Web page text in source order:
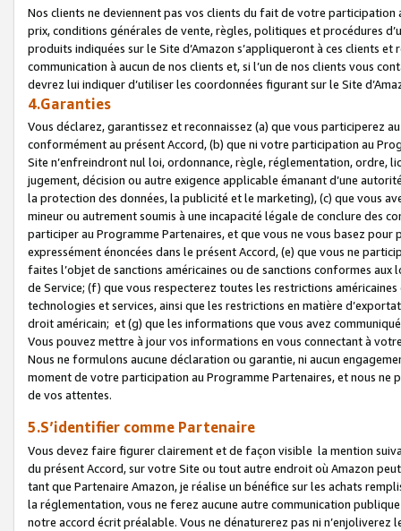
Nos clients ne deviennent pas vos clients du fait de votre
prix, conditions générales de vente, règles, politiques et procédures
produits indiquées sur le Site d’Amazon s’appliqueront à ces clients
communication à aucun de nos clients et, si l’un de nos clients vous
devrez lui indiquer d’utiliser les coordonnées figurant sur le Site
4.Garanties
Vous déclarez, garantissez et reconnaissez (a) que vous participerez
conformément au présent Accord, (b) que ni votre participation au
Site n’enfreindront nul loi, ordonnance, règle, réglementation, ordre,
jugement, décision ou autre exigence applicable émanant d’une
la protection des données, la publicité et le marketing), (c) que vous
mineur ou autrement soumis à une incapacité légale de conclure des
participer au Programme Partenaires, et que vous ne vous basez
expressément énoncées dans le présent Accord, (e) que vous ne
faites l’objet de sanctions américaines ou de sanctions conformes
de Service; (f) que vous respecterez toutes les restrictions
technologies et services, ainsi que les restrictions en matière
droit américain; et (g) que les informations que vous avez
Vous pouvez mettre à jour vos informations en vous connectant à
Nous ne formulons aucune déclaration ou garantie, ni aucun
moment de votre participation au Programme Partenaires, et nous
de vos attentes.
5.S’identifier comme Partenaire
Vous devez faire figurer clairement et de façon visible la mention
du présent Accord, sur votre Site ou tout autre endroit où Amazon
tant que Partenaire Amazon, je réalise un bénéfice sur les achats
la réglementation, vous ne ferez aucune autre communication
notre accord écrit préalable. Vous ne dénaturerez pas ni